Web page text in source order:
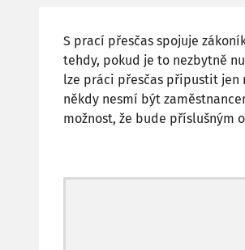
S prací přesčas spojuje
tehdy, pokud je to nezbytně
lze práci přesčas připustit jen
někdy nesmí být
možnost, že bude příslušným